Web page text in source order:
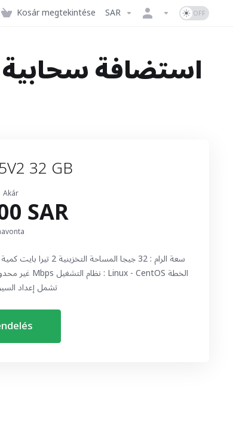
Kosár megtekintése SAR
استضافة سحابية
32 GB
Akár SAR
تشمل إعداد